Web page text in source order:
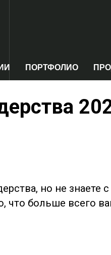
ПОРТФОЛИО
но не знаете с
что больше всего